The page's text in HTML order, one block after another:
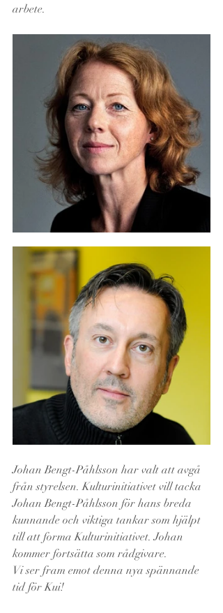
arbete.
Johan Bengt-Påhlsson har valt att avgå
från styrelsen. Kulturinitiativet vill tacka
Johan Bengt-Påhlsson för hans breda
kunnande och viktiga tankar som hjälpt
till att forma Kulturinitiativet. Johan
kommer fortsätta som rådgivare.
Vi ser fram emot denna nya spännande
tid för Kui!